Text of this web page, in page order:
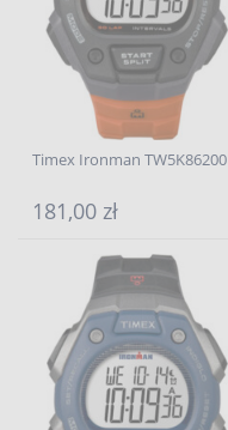
Timex Ironman TW5K86200
181,00 zł